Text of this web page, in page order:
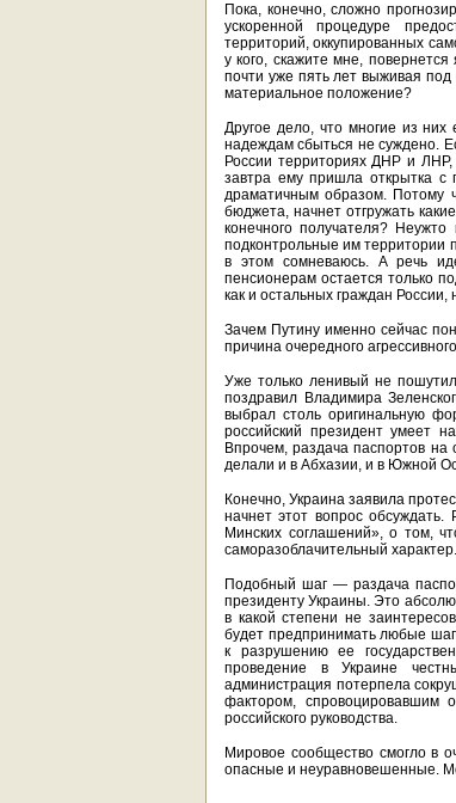
Пока, конечно, сложно
ускоренной процедуре
территорий, оккупированных
у кого, скажите мне,
почти уже пять лет выживая
материальное положение?
Другое дело, что многие из
надеждам сбыться не суждено.
России территориях ДНР и ЛНР,
завтра ему пришла открытка
драматичным образом. Потому
бюджета, начнет отгружать
конечного получателя?
подконтрольные им территории
в этом сомневаюсь. А речь
пенсионерам остается только
как и остальных граждан
Зачем Путину именно сейчас
причина очередного
Уже только ленивый не
поздравил Владимира
выбрал столь оригинальную
российский президент умеет
Впрочем, раздача паспортов
делали и в Абхазии, и в Южной
Конечно, Украина заявила
начнет этот вопрос
Минских соглашений», о том,
саморазоблачительный
Подобный шаг — раздача
президенту Украины. Это
в какой степени не
будет предпринимать любые
к разрушению ее
проведение в Украине
администрация потерпела
фактором, спровоцировавшим
российского руководства.
Мировое сообщество смогло в
опасные и неуравновешенные.